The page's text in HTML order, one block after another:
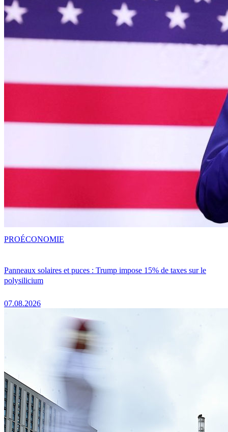
Panneaux solaires et puces : Trump impose 15% de taxes sur le
polysilicium
07.08.2026
PROÉCONOMIE